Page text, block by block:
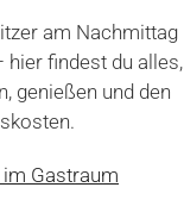
am Nachmittag
hier findest du alles,
genießen und den
Gastraum